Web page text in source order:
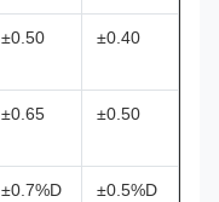
±0.50 ±0.40
±0.65 ±0.50
±0.7%D ±0.5%D